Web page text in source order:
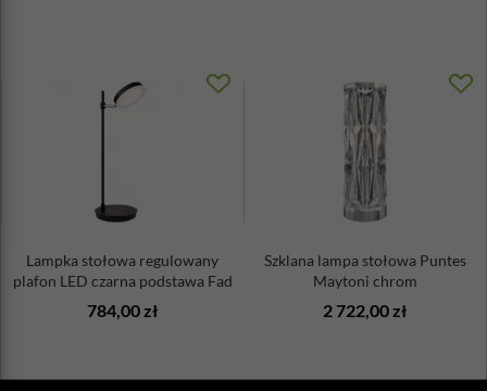
max moc żarówki: 3 x 40W
żarówka w zestawie: nie
Lampka stołowa regulowany
plafon LED czarna podstawa Fad
...
784,00 zł
Szklana lampa stołowa Puntes
Maytoni chrom
2 722,00 zł